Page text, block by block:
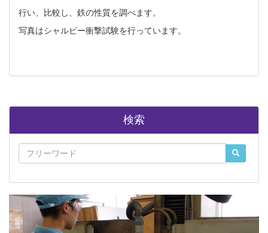
行い、比較し、鉄の性質を調べます。
写真はシャルピー衝撃試験を行っています。
検索